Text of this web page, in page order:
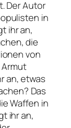
Der Autor
in
ihr an,
die
von
an, etwas
Das
Waffen in
ihr an,